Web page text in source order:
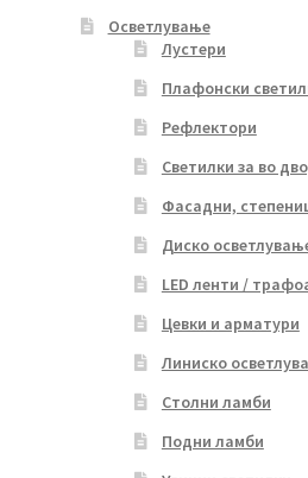
Осветлување
Лустери
Плафонски
Рефлектори
Светилки за во
Фасадни,
Диско
LED ленти /
Цевки и арматури
Линиско
Столни ламби
Подни ламби